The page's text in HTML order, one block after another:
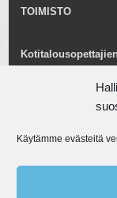
Käytämme evästeitä
TOIMISTO
Tarkko Nuutinen